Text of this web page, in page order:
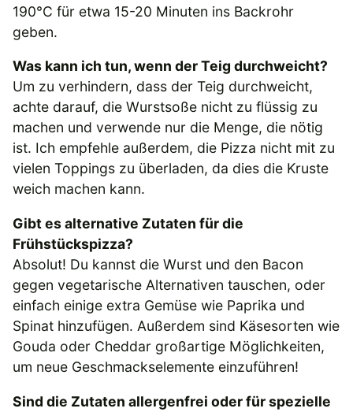
190°C für etwa 15-20 Minuten ins Backrohr
geben.
Was kann ich tun, wenn der Teig durchweicht?
Um zu verhindern, dass der Teig durchweicht,
achte darauf, die Wurstsoße nicht zu flüssig zu
machen und verwende nur die Menge, die nötig
ist. Ich empfehle außerdem, die Pizza nicht mit zu
vielen Toppings zu überladen, da dies die Kruste
weich machen kann.
Gibt es alternative Zutaten für die
Frühstückspizza?
Absolut! Du kannst die Wurst und den Bacon
gegen vegetarische Alternativen tauschen, oder
einfach einige extra Gemüse wie Paprika und
Spinat hinzufügen. Außerdem sind Käsesorten wie
Gouda oder Cheddar großartige Möglichkeiten,
um neue Geschmackselemente einzuführen!
Sind die Zutaten allergenfrei oder für spezielle